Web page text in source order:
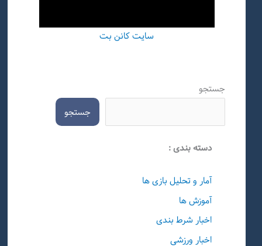
سایت کانن بت
جستجو
جستجو
دسته بندی :
آمار و تحلیل بازی ها
آموزش ها
اخبار شرط بندی
اخبار ورزشی